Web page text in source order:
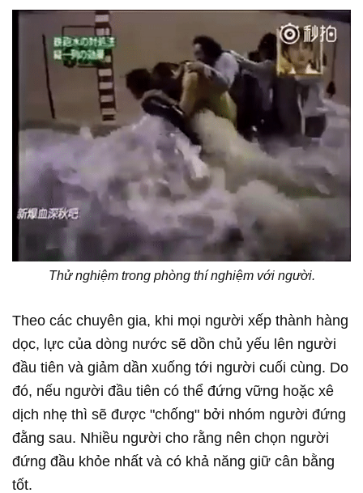
Thử nghiệm trong phòng thí nghiệm với người.
Theo các chuyên gia, khi mọi người xếp thành hàng
dọc, lực của dòng nước sẽ dồn chủ yếu lên người
đầu tiên và giảm dần xuống tới người cuối cùng. Do
đó, nếu người đầu tiên có thể đứng vững hoặc xê
dịch nhẹ thì sẽ được "chống" bởi nhóm người đứng
đằng sau. Nhiều người cho rằng nên chọn người
đứng đầu khỏe nhất và có khả năng giữ cân bằng
tốt.